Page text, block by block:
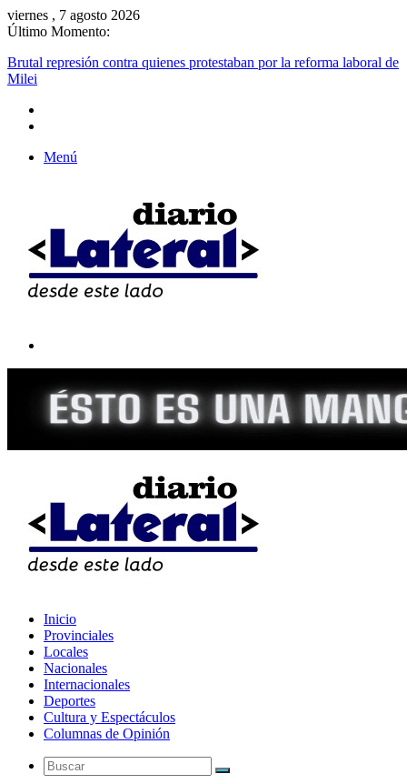
viernes , 7 agosto 2026
Último Momento:
Brutal represión contra quienes protestaban por la reforma laboral de
Milei
Menú
Inicio
Provinciales
Locales
Nacionales
Internacionales
Deportes
Cultura y Espectáculos
Columnas de Opinión
Buscar